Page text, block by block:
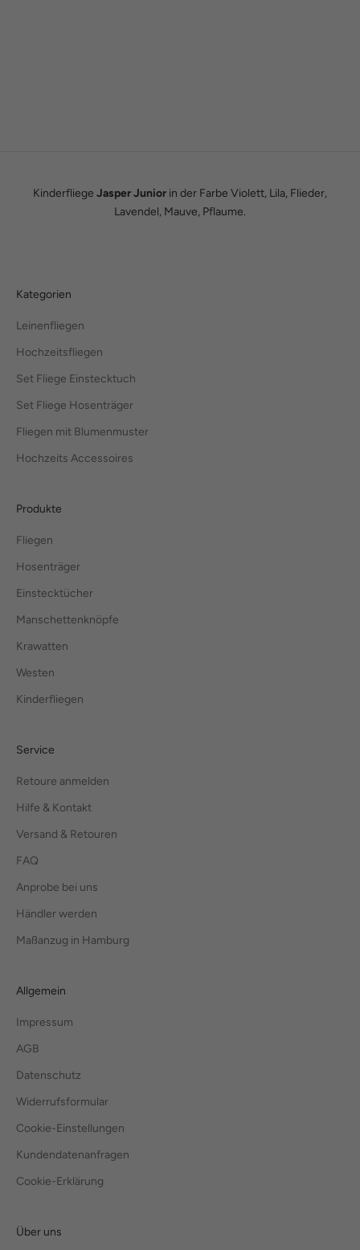
Kinderfliege Jasper Junior in der Farbe Violett, Lila, Flieder,
Lavendel, Mauve, Pflaume.
Kategorien
Leinenfliegen
Hochzeitsfliegen
Set Fliege Einstecktuch
Set Fliege Hosenträger
Fliegen mit Blumenmuster
Hochzeits Accessoires
Produkte
Fliegen
Hosenträger
Einstecktücher
Manschettenknöpfe
Krawatten
Westen
Kinderfliegen
Service
Retoure anmelden
Hilfe & Kontakt
Versand & Retouren
FAQ
Anprobe bei uns
Händler werden
Maßanzug in Hamburg
Allgemein
Impressum
AGB
Datenschutz
Widerrufsformular
Cookie-Einstellungen
Kundendatenanfragen
Cookie-Erklärung
Über uns